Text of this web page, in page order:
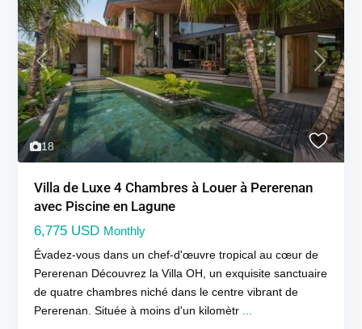
18
Previous Next
Villa de Luxe 4 Chambres à Louer à Pererenan
avec Piscine en Lagune
6,775 USD Monthly
Évadez-vous dans un chef-d'œuvre tropical au cœur de
Pererenan Découvrez la Villa OH, un exquisite sanctuaire
de quatre chambres niché dans le centre vibrant de
Pererenan. Située à moins d'un kilomètr